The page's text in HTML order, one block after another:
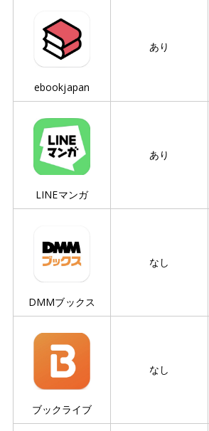
ebookjapan
あり
LINEマンガ
あり
DMMブックス
なし
ブックライブ
なし